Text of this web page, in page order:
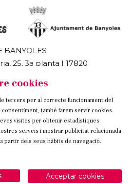
BANYOLES
25, 3a planta | 17820
00 50
Ús de Cookies Contacteu
Link a instagram
Link a twitter
Link a facebook
cookies
tercers per al correcte funcionament del
també farem servir cookies
visites per obtenir estadístiques
serveis i mostrar publicitat relacionada
partir dels seus hàbits de navegació.
Acceptar cookies